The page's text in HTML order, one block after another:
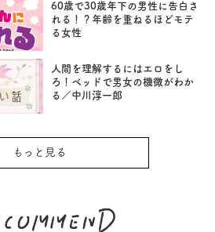
60歳で30歳年下の男性に告白さ
れる！？年齢を重ねるほどモテ
る女性
人間を理解するにはエロをし
ろ！ベッドで男女の機微がわか
る／中川淳一郎
もっと見る